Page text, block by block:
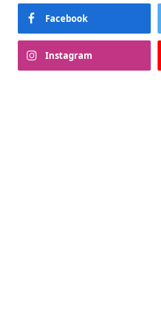
Facebook
Instagram